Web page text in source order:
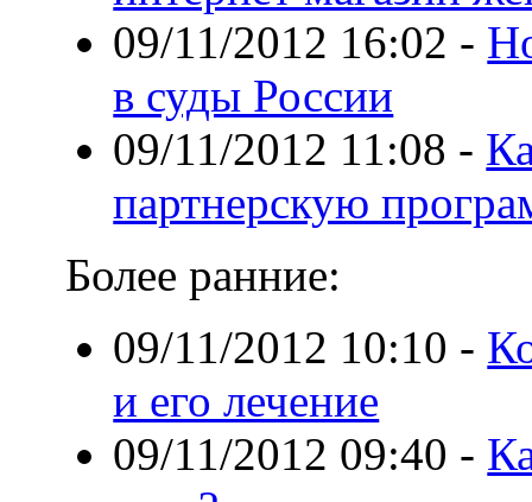
09/11/2012 16:02 -
в суды России
09/11/2012 11:08 -
партнерскую
Более ранние:
09/11/2012 10:10 -
и его лечение
09/11/2012 09:40 -